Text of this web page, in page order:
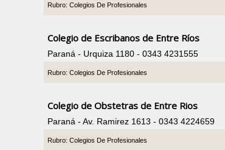
Rubro: Colegios De Profesionales
Colegio de Escribanos de Entre Ríos
Paraná - Urquiza 1180 - 0343 4231555
Rubro: Colegios De Profesionales
Colegio de Obstetras de Entre Rios
Paraná - Av. Ramirez 1613 - 0343 4224659
Rubro: Colegios De Profesionales